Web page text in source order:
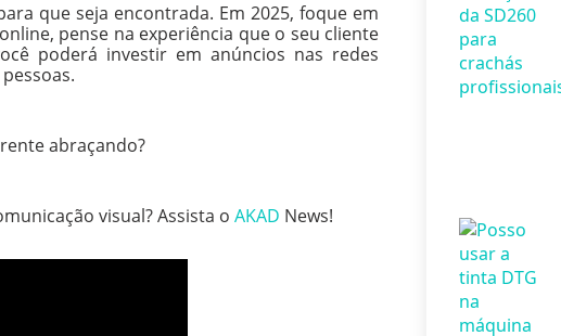
que seja encontrada. Em 2025, foque em
pense na experiência que o seu cliente
poderá investir em anúncios nas redes
abraçando?
visual? Assista o AKAD News!